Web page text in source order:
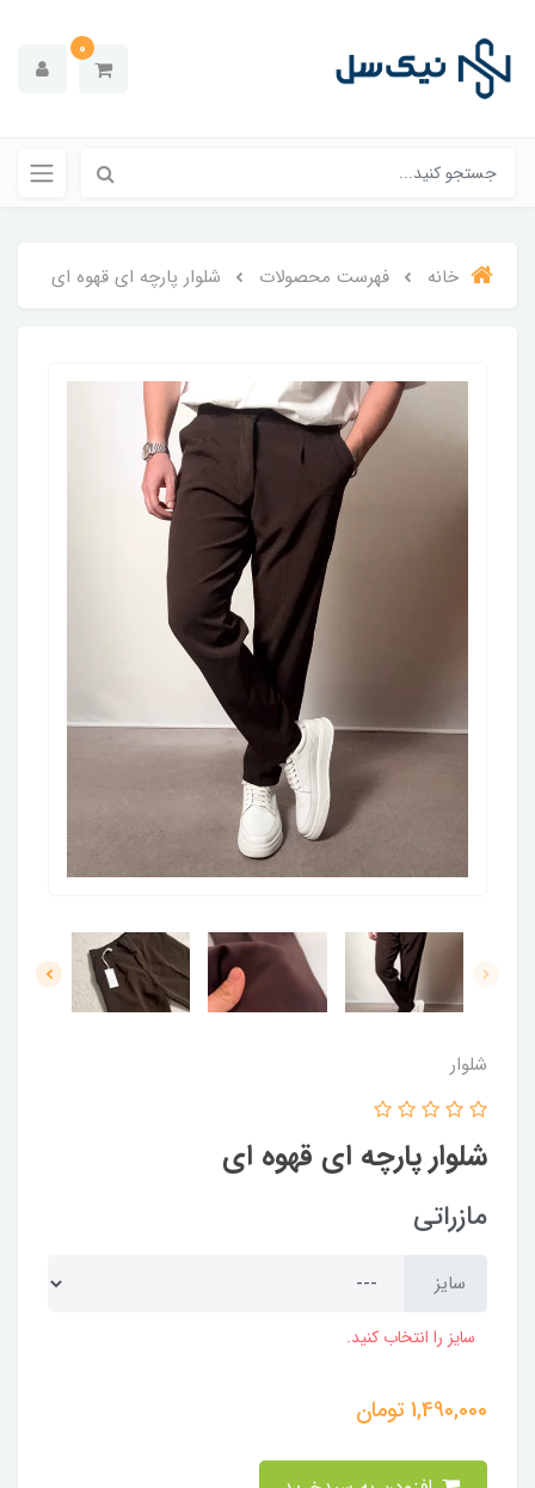
0
خانه فهرست محصولات شلوار پارچه ای قهوه ای
شلوار
شلوار پارچه ای قهوه ای
مازراتی
سایز
سایز را انتخاب کنید.
1,490,000تومان